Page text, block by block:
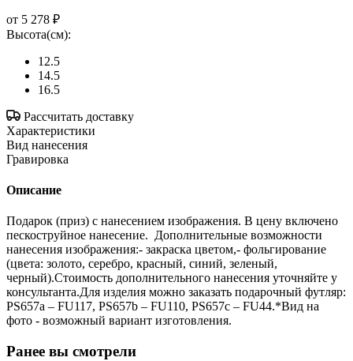
от 5 278 ₽
Высота(см):
12.5
14.5
16.5
Рассчитать доставку
Характеристики
Вид нанесения
Гравировка
Описание
Подарок (приз) с нанесением изображения. В цену включено
пескоструйное нанесение. Дополнительные возможности
нанесения изображения:- закраска цветом,- фольгирование
(цвета: золото, серебро, красный, синий, зеленый,
черный).Стоимость дополнительного нанесения уточняйте у
консультанта.Для изделия можно заказать подарочный футляр:
PS657a – FU117, PS657b – FU110, PS657c – FU44.*Вид на
фото - возможный вариант изготовления.
Ранее вы смотрели